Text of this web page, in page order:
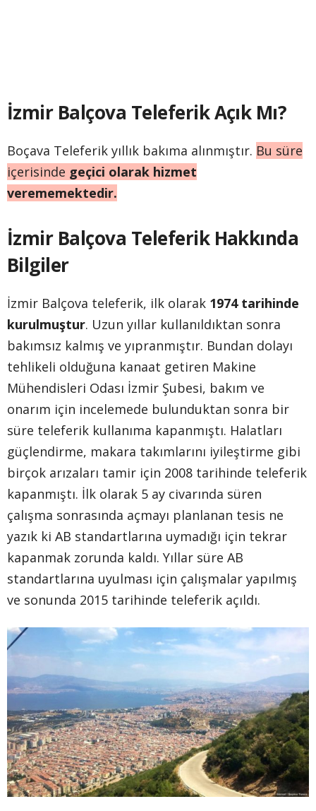
İzmir Balçova Teleferik Açık Mı?
Boçava Teleferik yıllık bakıma alınmıştır. Bu süre
içerisinde geçici olarak hizmet
verememektedir.
İzmir Balçova Teleferik Hakkında
Bilgiler
İzmir Balçova teleferik, ilk olarak 1974 tarihinde
kurulmuştur. Uzun yıllar kullanıldıktan sonra
bakımsız kalmış ve yıpranmıştır. Bundan dolayı
tehlikeli olduğuna kanaat getiren Makine
Mühendisleri Odası İzmir Şubesi, bakım ve
onarım için incelemede bulunduktan sonra bir
süre teleferik kullanıma kapanmıştı. Halatları
güçlendirme, makara takımlarını iyileştirme gibi
birçok arızaları tamir için 2008 tarihinde teleferik
kapanmıştı. İlk olarak 5 ay civarında süren
çalışma sonrasında açmayı planlanan tesis ne
yazık ki AB standartlarına uymadığı için tekrar
kapanmak zorunda kaldı. Yıllar süre AB
standartlarına uyulması için çalışmalar yapılmış
ve sonunda 2015 tarihinde teleferik açıldı.